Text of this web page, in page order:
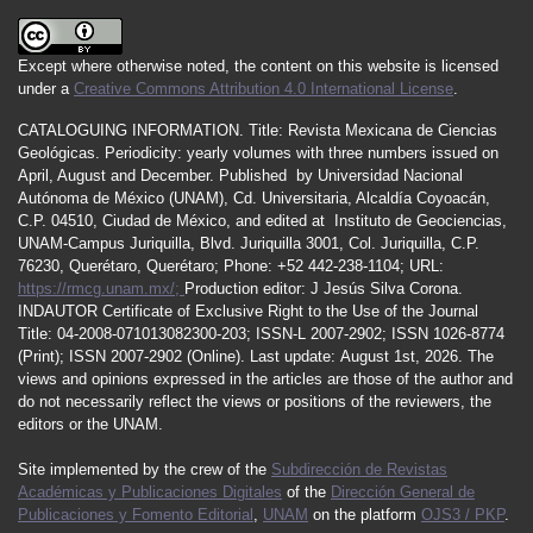
Except where otherwise noted, the content on this website is licensed
under a Creative Commons Attribution 4.0 International License
CATALOGUING INFORMATION. Title: Revista Mexicana de Ciencias
Geológicas.
Periodicity: yearly volumes with three numbers issued on
April
August and December. Published by Universidad Nacional
Autónoma de México (UNAM), Cd. Universitaria, Alcaldía Coyoacán,
C.P. 04510, Ciudad de México, and edited at Instituto de Geociencias,
UNAM-Campus Juriquilla, Blvd. Juriquilla 3001, Col. Juriquilla, C.P.
76230, Querétaro, Querétaro; Phone: +52 442-238-1104; URL:
https://rmcg.unam.mx/; Production editor: J Jesús Silva Corona.
INDAUTOR Certificate of Exclusive Right to the Use of the Journal
Title: 04-2008-071013082300-203; ISSN-L 2007-2902; ISSN 1026-8774
(Print); ISSN 2007-2902 (Online). Last update: August 1st, 2026 . The
views and opinions expressed in the articles are those of the author and
do not necessarily reflect the views or positions of the reviewers, the
editors or the UNAM.
Site implemented by the crew of the Subdirección de Revistas
Académicas y Publicaciones Digitales of the Dirección General de
Publicaciones y Fomento Editorial
UNAM on the platform OJS3 / PKP.